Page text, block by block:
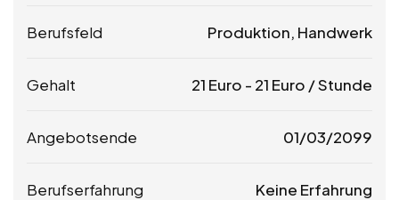
Berufsfeld Produktion, Handwerk
Gehalt 21 Euro - 21 Euro / Stunde
Angebotsende 01/03/2099
Berufserfahrung Keine Erfahrung